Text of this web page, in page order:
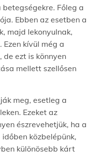
Főleg a
Ebben az esetben a
majd lekonyulnak,
kívül még a
ezt is könnyen
mellett szellősen
meg, esetleg a
Ezeket az
észrevehetjük, ha a
közbelépünk,
különösebb kárt